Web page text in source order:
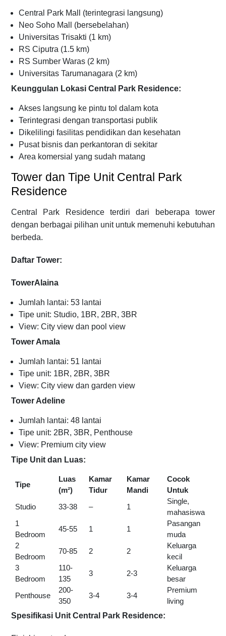
Central Park Mall (terintegrasi langsung)
Neo Soho Mall (bersebelahan)
Universitas Trisakti (1 km)
RS Ciputra (1.5 km)
RS Sumber Waras (2 km)
Universitas Tarumanagara (2 km)
Keunggulan Lokasi Central Park Residence:
Akses langsung ke pintu tol dalam kota
Terintegrasi dengan transportasi publik
Dikelilingi fasilitas pendidikan dan kesehatan
Pusat bisnis dan perkantoran di sekitar
Area komersial yang sudah matang
Tower dan Tipe Unit Central Park
Residence
Central Park Residence terdiri dari beberapa tower
dengan berbagai pilihan unit untuk memenuhi kebutuhan
berbeda.
Daftar Tower:
TowerAlaina
Jumlah lantai: 53 lantai
Tipe unit: Studio, 1BR, 2BR, 3BR
View: City view dan pool view
Tower Amala
Jumlah lantai: 51 lantai
Tipe unit: 1BR, 2BR, 3BR
View: City view dan garden view
Tower Adeline
Jumlah lantai: 48 lantai
Tipe unit: 2BR, 3BR, Penthouse
View: Premium city view
Tipe Unit dan Luas:
Tipe
Luas
(m²)
Kamar
Tidur
Kamar
Mandi
Cocok
Untuk
Studio
33-38 – 1
Single,
mahasiswa
1
Bedroom
45-55 1 1
Pasangan
muda
2
Bedroom
70-85 2 2
Keluarga
kecil
3
Bedroom
110-
135
3 2-3
Keluarga
besar
Penthouse
200-
350
3-4 3-4
Premium
living
Spesifikasi Unit Central Park Residence: